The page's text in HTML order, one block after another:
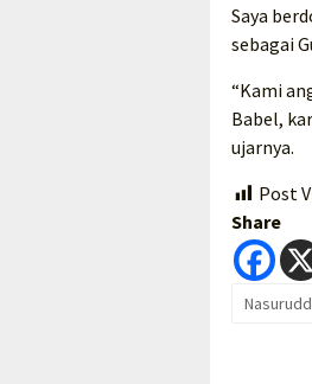
Saya
sebagai
“Kami
Babel,
ujarnya.
Post
Share